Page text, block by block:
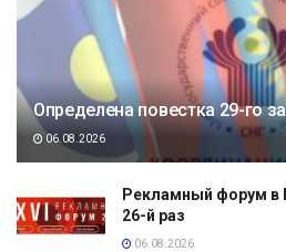
Определена повестка 29-го
06.08.2026
Рекламный форум в
26-й раз
06.08.2026